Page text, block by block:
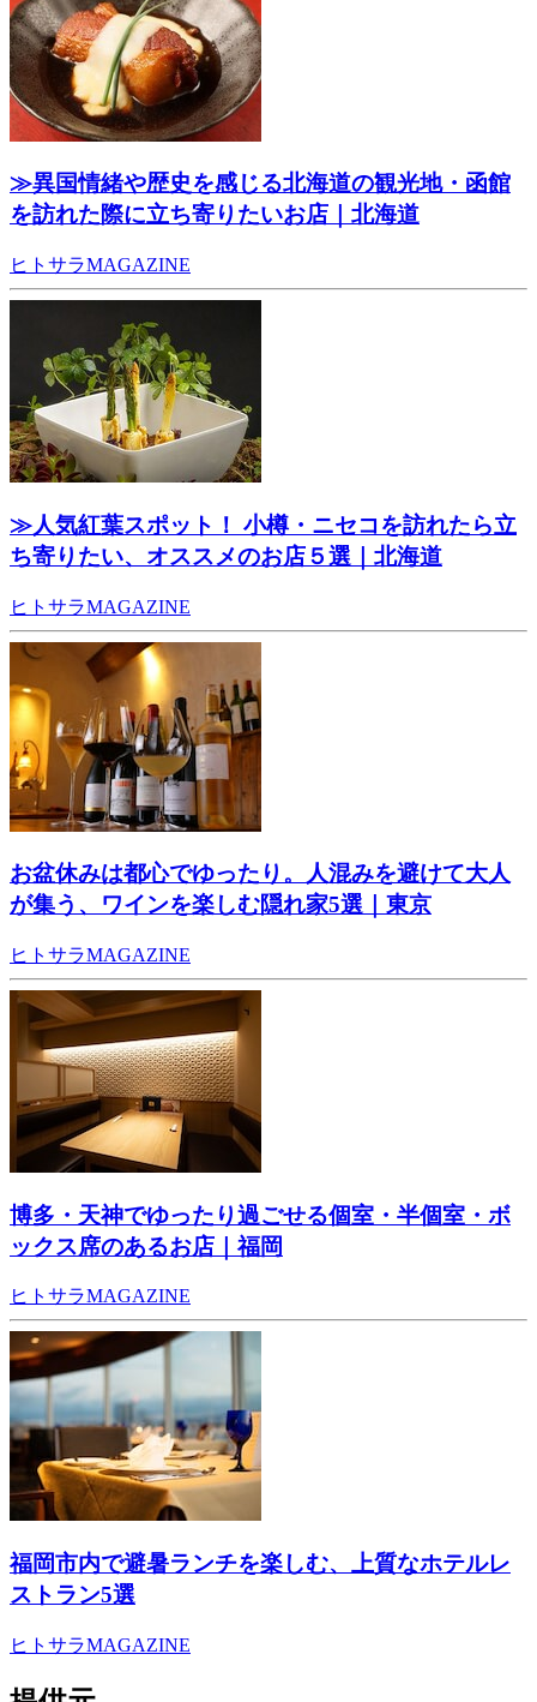
≫異国情緒や歴史を感じる北海道の観光地・函館
を訪れた際に立ち寄りたいお店｜北海道
ヒトサラMAGAZINE
≫人気紅葉スポット！ 小樽・ニセコを訪れたら立
ち寄りたい、オススメのお店５選｜北海道
ヒトサラMAGAZINE
お盆休みは都心でゆったり。人混みを避けて大人
が集う、ワインを楽しむ隠れ家5選｜東京
ヒトサラMAGAZINE
博多・天神でゆったり過ごせる個室・半個室・ボ
ックス席のあるお店｜福岡
ヒトサラMAGAZINE
福岡市内で避暑ランチを楽しむ、上質なホテルレ
ストラン5選
ヒトサラMAGAZINE